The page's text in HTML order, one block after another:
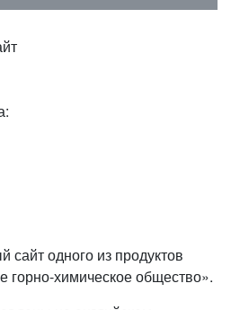
Запомнить меня на этом
свой пароль?
сайт одного из продуктов
горно-химическое общество».